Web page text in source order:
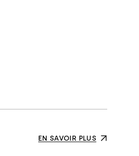
EN SAVOIR PLUS